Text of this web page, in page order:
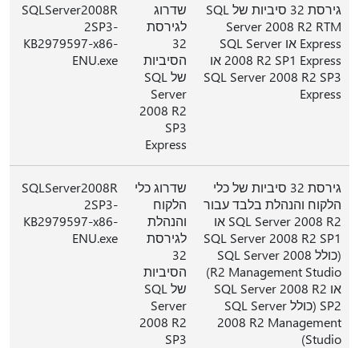
גירסת 32 סיביות של SQL
Server 2008 R2 RTM
Express או SQL Server
2008 R2 SP1 Express או
SQL Server 2008 R2 SP3
Express
שדרוג
לגירסת
32
הסיביות
של SQL
Server
2008 R2
SP3
Express
SQLServer2008R
2SP3-
KB2979597-x86-
ENU.exe
גירסת 32 סיביות של כלי
הלקוח והנהלת בלבד עבור
SQL Server 2008 R2 או
SQL Server 2008 R2 SP1
(כולל SQL Server 2008
R2 Management Studio)
או SQL Server 2008 R2
SP2 (כולל SQL Server
2008 R2 Management
Studio)
שדרוג כלי
הלקוח
והנהלת
לגירסת
32
הסיביות
של SQL
Server
2008 R2
SP3
SQLServer2008R
2SP3-
KB2979597-x86-
ENU.exe